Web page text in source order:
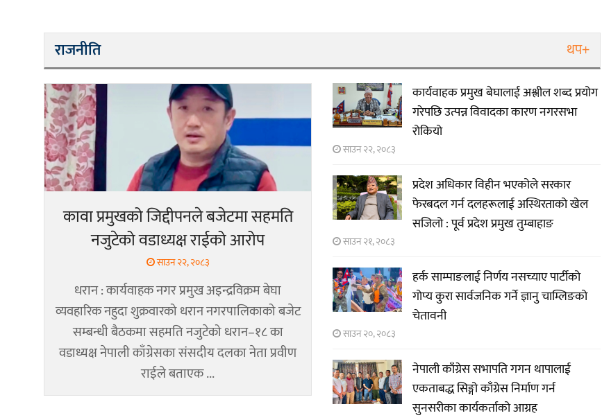
राजनीति थप+
कावा प्रमुखको जिद्दीपनले बजेटमा सहमति
नजुटेको वडाध्यक्ष राईको आरोप
साउन २२, २०८३
धरान : कार्यवाहक नगर प्रमुख अइन्द्रविक्रम बेघा
व्यवहारिक नहुदा शुक्रवारको धरान नगरपालिकाको बजेट
सम्बन्धी बैठकमा सहमति नजुटेको धरान–१८ का
वडाध्यक्ष नेपाली काँग्रेसका संसदीय दलका नेता प्रवीण
राईले बताएक ...
कार्यवाहक प्रमुख बेघालाई अश्लील शब्द प्रयोग
गरेपछि उत्पन्न विवादका कारण नगरसभा
रोकियो
साउन २२, २०८३
प्रदेश अधिकार विहीन भएकोले सरकार
फेरबदल गर्न दलहरूलाई अस्थिरताको खेल
सजिलो : पूर्व प्रदेश प्रमुख तुम्बाहाङ
साउन २१, २०८३
हर्क साम्पाङलाई निर्णय नसच्याए पार्टीको
गोप्य कुरा सार्वजनिक गर्ने ज्ञानु चाम्लिङको
चेतावनी
साउन २०, २०८३
नेपाली काँग्रेस सभापति गगन थापालाई
एकताबद्ध सिङ्गो काँग्रेस निर्माण गर्न
सुनसरीका कार्यकर्ताको आग्रह